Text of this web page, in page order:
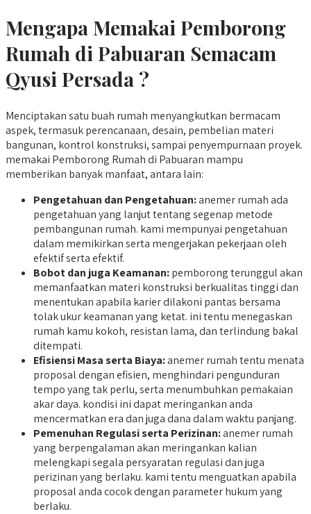
Mengapa Memakai Pemborong
Rumah di Pabuaran Semacam
Qyusi Persada ?
Menciptakan satu buah rumah menyangkutkan bermacam
aspek, termasuk perencanaan, desain, pembelian materi
bangunan, kontrol konstruksi, sampai penyempurnaan proyek.
memakai Pemborong Rumah di Pabuaran mampu
memberikan banyak manfaat, antara lain:
Pengetahuan dan Pengetahuan:anemer rumah ada
pengetahuan yang lanjut tentang segenap metode
pembangunan rumah. kami mempunyai pengetahuan
dalam memikirkan serta mengerjakan pekerjaan oleh
efektif serta efektif.
Bobot dan juga Keamanan:pemborong terunggul akan
memanfaatkan materi konstruksi berkualitas tinggi dan
menentukan apabila karier dilakoni pantas bersama
tolak ukur keamanan yang ketat. ini tentu menegaskan
rumah kamu kokoh, resistan lama, dan terlindung bakal
ditempati.
Efisiensi Masa serta Biaya:anemer rumah tentu menata
proposal dengan efisien, menghindari pengunduran
tempo yang tak perlu, serta menumbuhkan pemakaian
akar daya. kondisi ini dapat meringankan anda
mencermatkan era dan juga dana dalam waktu panjang.
Pemenuhan Regulasi serta Perizinan:anemer rumah
yang berpengalaman akan meringankan kalian
melengkapi segala persyaratan regulasi dan juga
perizinan yang berlaku. kami tentu menguatkan apabila
proposal anda cocok dengan parameter hukum yang
berlaku.